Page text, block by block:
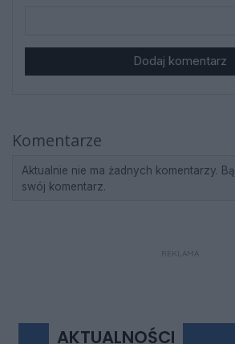
Dodaj komentarz
Komentarze
Aktualnie nie ma żadnych komentarzy.
swój komentarz.
REKLAMA
AKTUALNOŚCI